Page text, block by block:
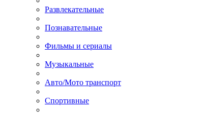
Развлекательные
Познавательные
Фильмы и сериалы
Музыкальные
Авто/Мото транспорт
Спортивные